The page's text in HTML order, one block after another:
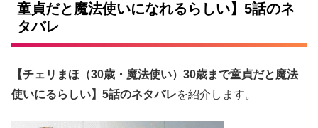
童貞だと魔法使いになれるらしい】5話のネ
タバレ
【チェリまほ（30歳・魔法使い）30歳まで童貞だと魔法
使いにるらしい】5話のネタバレを紹介します。